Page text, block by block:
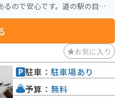
ト「あらエッサ海岸」が広が
、ツーリングで疲れた体を癒す
て続く桜並木が美しい「波子
新鮮
のそば粉を使った「出雲そ
、山陰の自然と食を満喫して
お気に入り
駐車： 駐車場あり
予算： 無料